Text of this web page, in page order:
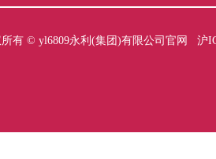
有 © yl6809永利(集团)有限公司官网
沪